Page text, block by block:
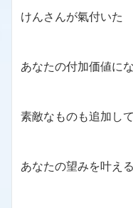
けんさんが氣付いた
あなたの付加価値に
素敵なものも追加して
あなたの望みを叶え